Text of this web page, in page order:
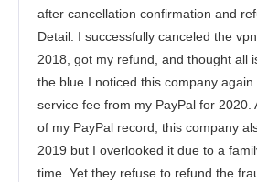
after cancellation confirmation and
Detail: I successfully canceled the
2018, got my refund, and thought all
the blue I noticed this company
service fee from my PayPal for 2020.
of my PayPal record, this company
2019 but I overlooked it due to a
time. Yet they refuse to refund the